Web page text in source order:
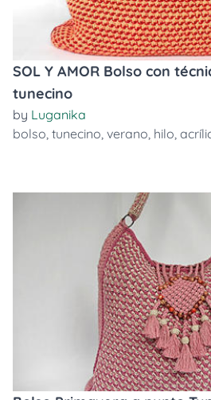
SOL Y AMOR Bolso con
tunecino
by Luganika
bolso, tunecino, verano, hilo,